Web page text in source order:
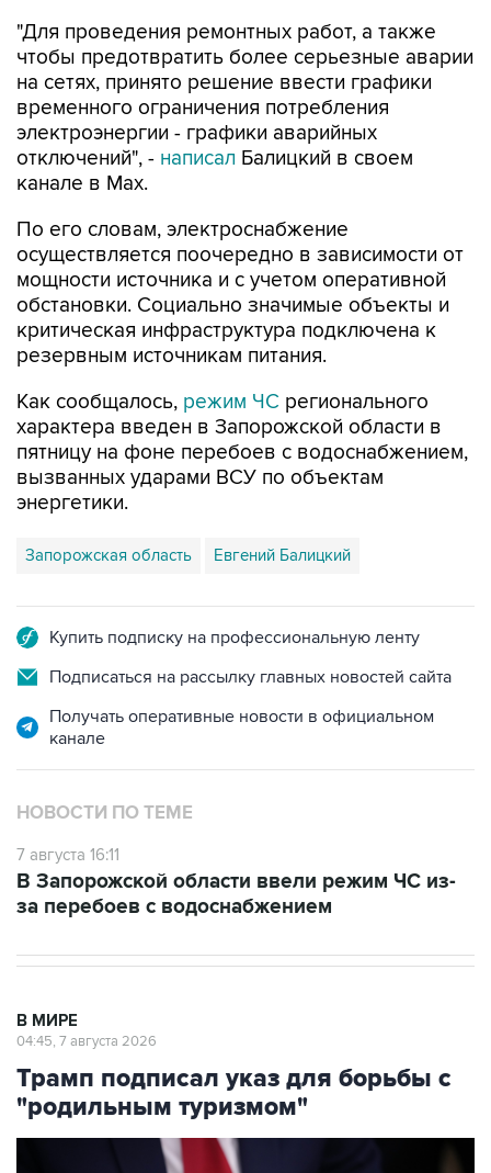
"Для проведения ремонтных работ, а также
чтобы предотвратить более серьезные аварии
на сетях, принято решение ввести графики
временного ограничения потребления
электроэнергии - графики аварийных
отключений", - написал Балицкий в своем
канале в Max.
По его словам, электроснабжение
осуществляется поочередно в зависимости от
мощности источника и с учетом оперативной
обстановки. Социально значимые объекты и
критическая инфраструктура подключена к
резервным источникам питания.
Как сообщалось, режим ЧС регионального
характера введен в Запорожской области в
пятницу на фоне перебоев с водоснабжением,
вызванных ударами ВСУ по объектам
энергетики.
Запорожская область Евгений Балицкий
Купить подписку на профессиональную ленту
Подписаться на рассылку главных новостей сайта
Получать оперативные новости в официальном
канале
НОВОСТИ ПО ТЕМЕ
7 августа 16:11
В Запорожской области ввели режим ЧС из-
за перебоев с водоснабжением
В МИРЕ
04:45, 7 августа 2026
Трамп подписал указ для борьбы с
"родильным туризмом"